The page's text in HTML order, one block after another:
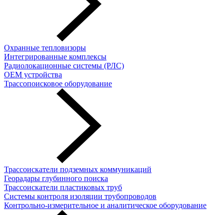
Охранные тепловизоры
Интегрированные комплексы
Радиолокационные системы (РЛС)
OEM устройства
Трассопоисковое оборудование
Трассоискатели подземных коммуникаций
Георадары глубинного поиска
Трассоискатели пластиковых труб
Cистемы контроля изоляции трубопроводов
Контрольно-измерительное и аналитическое оборудование